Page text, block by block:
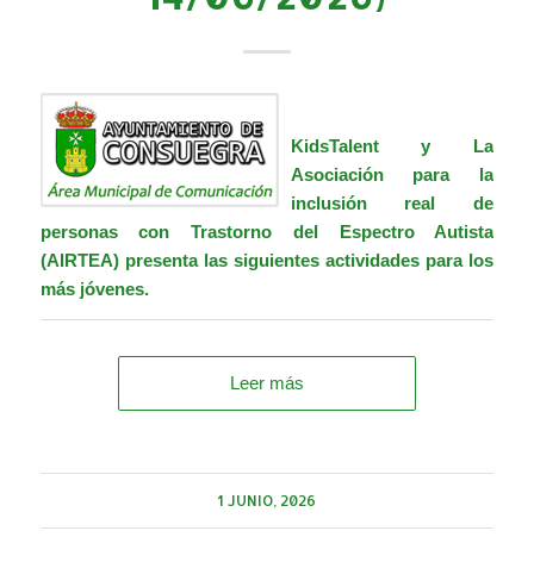
KidsTalenty La
Asociación para la
inclusión real de
personas con Trastorno del Espectro Autista
(AIRTEA)presenta las siguientes actividades para los
más jóvenes.
Leer más
1 JUNIO, 2026